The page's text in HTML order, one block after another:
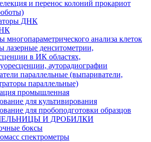
и перенос колоний прокариот
ДНК
многопараметрического анализа клеток
лазерные денситометрии,
в ИК областях,
ауторадиографии
параллельные (выпариватели,
параллельные)
промышленная
для культивирования
для пробоподготовки образцов
И ДРОБИЛКИ
боксы
спектрометры